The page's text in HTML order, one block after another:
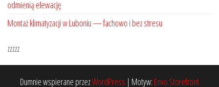
odmienią elewację
Montaż klimatyzacji w Luboniu — fachowo i bez stresu
zzzzz
Dumnie wspierane przezWordPress | Motyw: Envo Storefront